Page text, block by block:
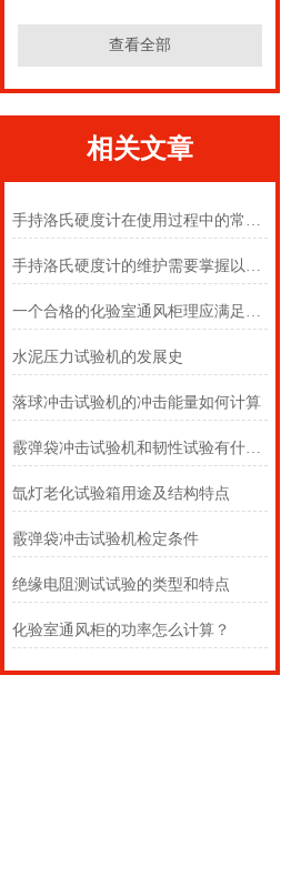
查看全部
相关文章
手持洛氏硬度计在使用过程中的常见问题相应解决方法分享
手持洛氏硬度计的维护需要掌握以下几点
一个合格的化验室通风柜理应满足以下几点要求
水泥压力试验机的发展史
落球冲击试验机的冲击能量如何计算
霰弹袋冲击试验机和韧性试验有什么关系？
氙灯老化试验箱用途及结构特点
霰弹袋冲击试验机检定条件
绝缘电阻测试试验的类型和特点
化验室通风柜的功率怎么计算？